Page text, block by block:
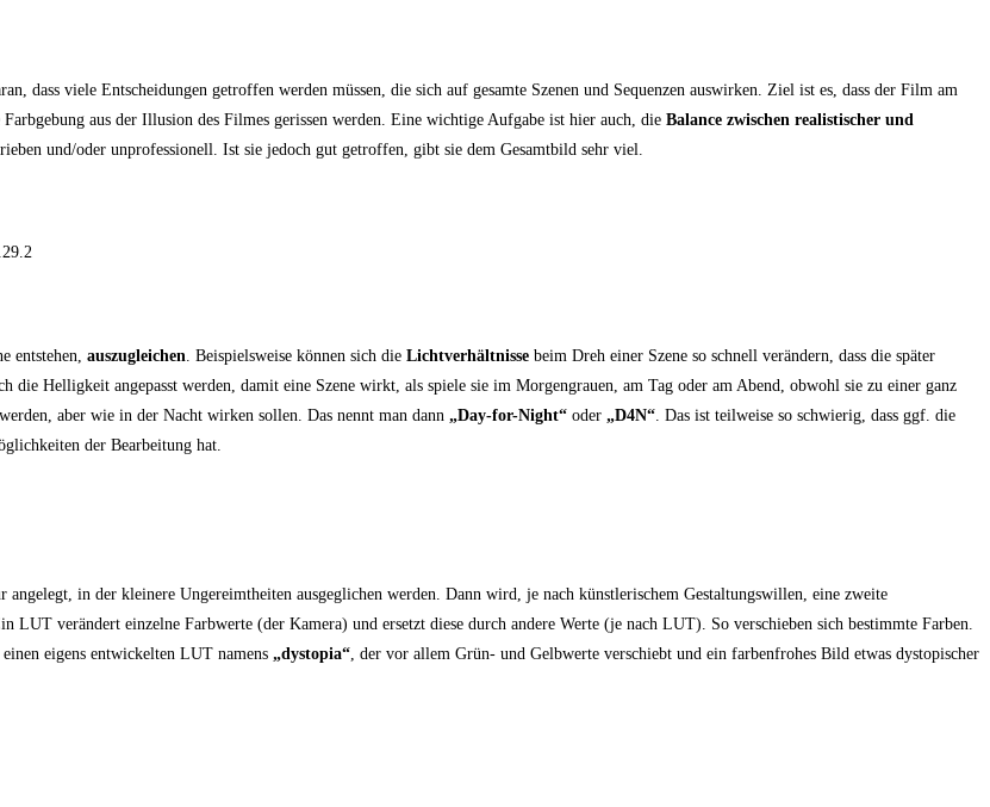
dass viele Entscheidungen getroffen werden müssen, die sich auf gesamte Szenen und Sequenzen auswirken. Ziel ist es, dass der Film am
aus der Illusion des Filmes gerissen werden. Eine wichtige Aufgabe ist hier auch, die Balance zwischen realistischer und
und/oder unprofessionell. Ist sie jedoch gut getroffen, gibt sie dem Gesamtbild sehr viel.
entstehen, auszugleichen . Beispielsweise können sich die Lichtverhältnisse beim Dreh einer Szene so schnell verändern, dass die später
Helligkeit angepasst werden, damit eine Szene wirkt, als spiele sie im Morgengrauen, am Tag oder am Abend, obwohl sie zu einer ganz
aber wie in der Nacht wirken sollen. Das nennt man dann „Day-for-Night“ oder „D4N“ . Das ist teilweise so schwierig, dass ggf. die
der Bearbeitung hat.
in der kleinere Ungereimtheiten ausgeglichen werden. Dann wird, je nach künstlerischem Gestaltungswillen, eine zweite
verändert einzelne Farbwerte (der Kamera) und ersetzt diese durch andere Werte (je nach LUT). So verschieben sich bestimmte Farben.
einen eigens entwickelten LUT namens „dystopia“ , der vor allem Grün- und Gelbwerte verschiebt und ein farbenfrohes Bild etwas dystopischer